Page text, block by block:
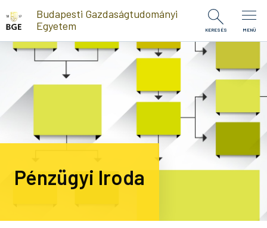
Ugrás a tartalomra
Budapesti Gazdaságtudományi
Egyetem
KERESÉS MENÜ
Pénzügyi Iroda